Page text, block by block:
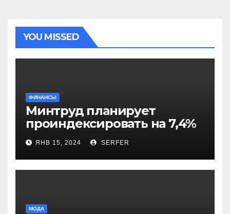
YOU MISSED
ФИНАНСЫ
Минтруд планирует
проиндексировать на 7,4%
более 40 выплат и
компенсаций
ЯНВ 15, 2024 SERFER
МОДА